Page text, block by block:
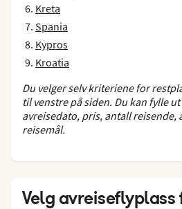
Kreta
Spania
Kypros
Kroatia
Du velger selv kriteriene for
til venstre på siden. Du kan fylle
avreisedato, pris, antall reisende,
reisemål.
Velg avreiseflyplass